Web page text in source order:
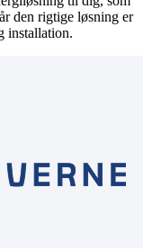
den rigtige løsning er
installation.